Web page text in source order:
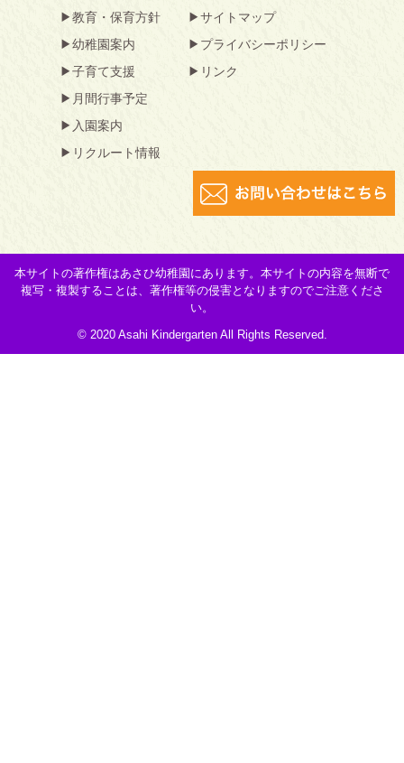
教育・保育方針
幼稚園案内
子育て支援
月間行事予定
入園案内
リクルート情報
サイトマップ
プライバシーポリシー
リンク
本サイトの著作権はあさひ幼稚園にあります。本サイトの内容を無断で
複写・複製することは、著作権等の侵害となりますのでご注意くださ
い。
© 2020 Asahi Kindergarten All Rights Reserved.